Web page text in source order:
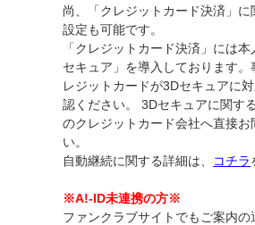
尚、「クレジットカード決済」
設定も可能です。
「クレジットカード決済」には
セキュア」を導入しております。
レジットカードが3Dセキュアに
認ください。 3Dセキュアに関す
のクレジットカード会社へ直接お
い。
自動継続に関する詳細は、
コチラ
※A!-ID未連携の方※
ファンクラブサイトでもご案内の